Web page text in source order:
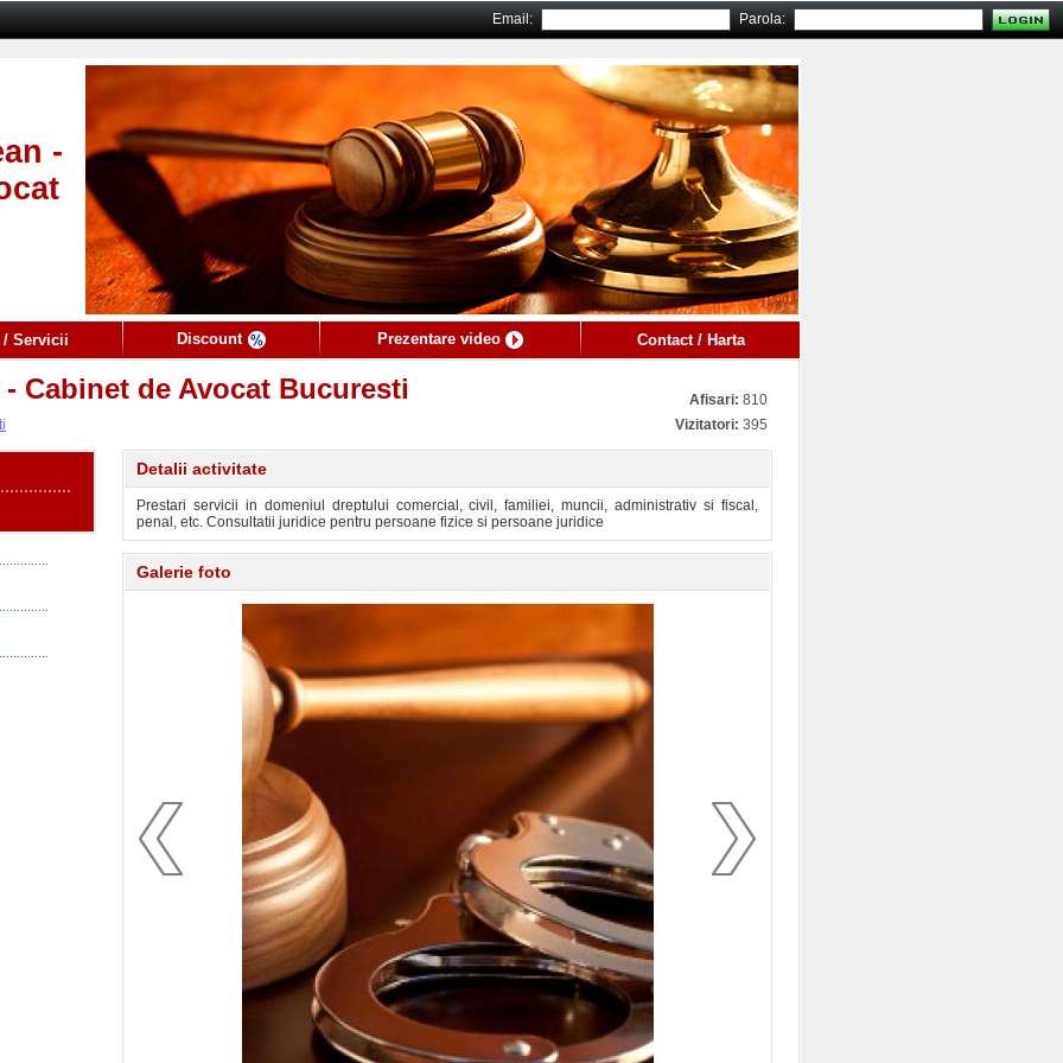
-
Servicii Discount Prezentare video Contact / Harta
Cabinet de Avocat Bucuresti Afisari: 810
Vizitatori: 395
Detalii activitate
Prestari servicii in domeniul dreptului comercial, civil, familiei, muncii, administrativ si fiscal,
penal, etc. Consultatii juridice pentru persoane fizice si persoane juridice
Galerie foto
Email: Parola: